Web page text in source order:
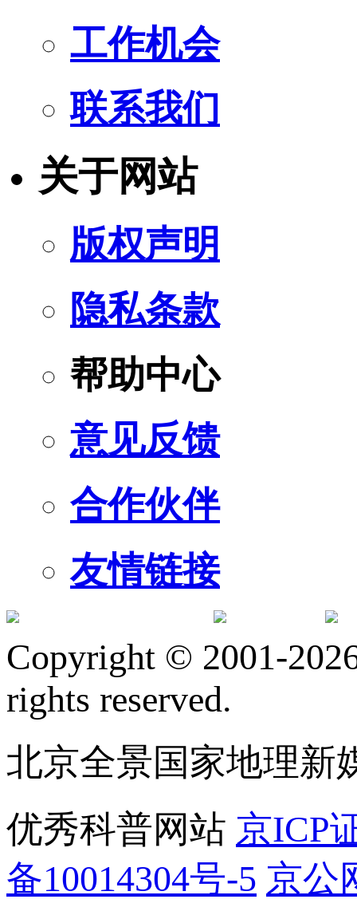
工作机会
联系我们
关于网站
版权声明
隐私条款
帮助中心
意见反馈
合作伙伴
友情链接
Copyright © 2001-
rights reserved.
北京全景国家地理新
优秀科普网站 京ICP
备10014304号-5 京公